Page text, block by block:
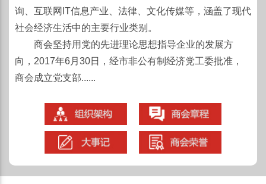
询、互联网IT信息产业、法律、文化传媒等，涵盖了现代
社会经济生活中的主要行业类别。
商会坚持用党的先进理论思想指导企业的发展方
向，2017年6月30日，经市非公有制经济党工委批准，
商会成立党支部......